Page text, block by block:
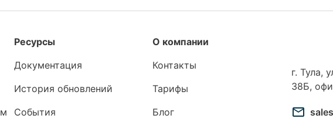
Ресурсы
Документация
История обновлений
События
О компании
Контакты
Тарифы
Блог
г. Тула,
38Б,